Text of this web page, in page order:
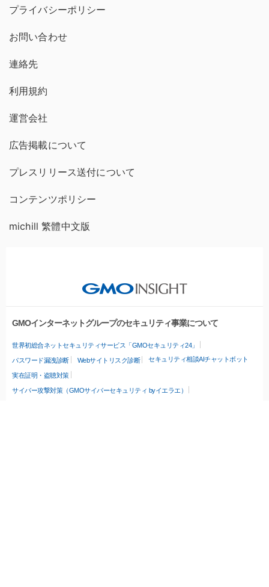
プライバシーポリシー
お問い合わせ
連絡先
利用規約
運営会社
広告掲載について
プレスリリース送付について
コンテンツポリシー
michill 繁體中文版
GMOインターネットグループのセキュリティ事業について
世界初総合ネットセキュリティサービス「GMOセキュリティ24」
パスワード漏洩診断 Webサイトリスク診断 セキュリティ相談AIチャットボット
実在証明・盗聴対策
サイバー攻撃対策（GMOサイバーセキュリティ byイエラエ）